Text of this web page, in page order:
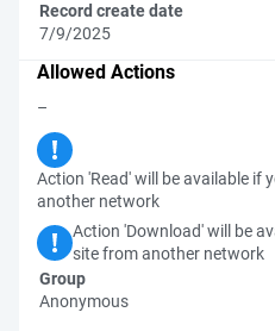
Record create date
7/9/2025
Allowed Actions
–
Action 'Read' will be available if
another network
Action 'Download' will be
site from another network
Group
Anonymous